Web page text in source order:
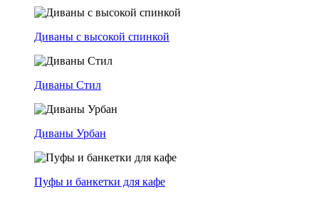
Диваны с высокой спинкой
Диваны Стил
Диваны Урбан
Пуфы и банкетки для кафе